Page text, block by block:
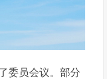
委员会议。部分